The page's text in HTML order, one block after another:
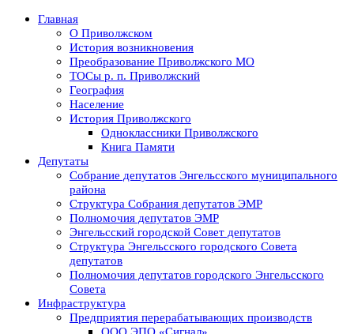
Главная
О Приволжском
История возникновения
Преобразование Приволжского МО
ТОСы р. п. Приволжский
География
Население
История Приволжского
Одноклассники Приволжского
Книга Памяти
Депутаты
Собрание депутатов Энгельсского муниципального
района
Структура Собрания депутатов ЭМР
Полномочия депутатов ЭМР
Энгельсский городской Совет депутатов
Структура Энгельсского городского Совета
депутатов
Полномочия депутатов городского Энгельсского
Совета
Инфраструктура
Предприятия перерабатывающих производств